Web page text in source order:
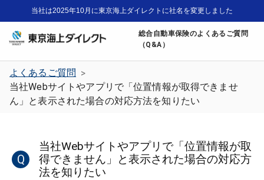
当社は2025年10月に東京海上ダイレクトに社名を変更しました
総合自動車保険のよくあるご質問
（Q&A）
よくあるご質問 >
当社Webサイトやアプリで「位置情報が取得できませ
ん」と表示された場合の対応方法を知りたい
Q
当社Webサイトやアプリで「位置情報が取
得できません」と表示された場合の対応方
法を知りたい